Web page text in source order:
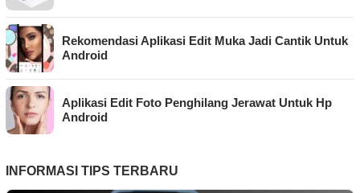
Rekomendasi Aplikasi Edit Muka Jadi Cantik Untuk
Android
Aplikasi Edit Foto Penghilang Jerawat Untuk Hp
Android
INFORMASI TIPS TERBARU